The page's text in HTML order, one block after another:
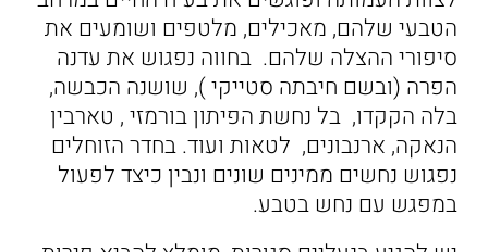
הטבעי שלהם, מאכילים, מלטפים ושומעים את
סיפורי ההצלה שלהם. בחווה נפגוש את עדנה
הפרה (ובשם חיבתה סטייקי ), שושנה הכבשה,
בלה הקקדו, בל נחשת הפיתון בורמזי , טארבין
הנאקה, ארנבונים, לטאות ועוד. בחדר הזוחלים
נפגוש נחשים ממינים שונים ונבין כיצד לפעול
במפגש עם נחש בטבע.